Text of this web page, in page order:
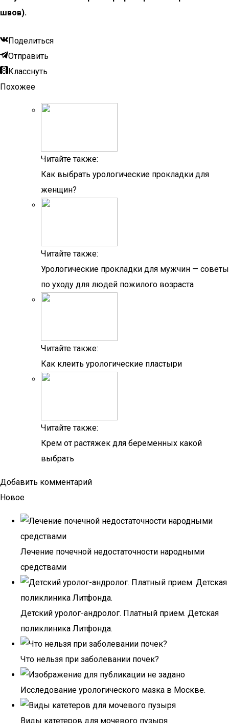
швов).
Поделиться
Отправить
Класснуть
Похожее
Читайте также:
Как выбрать урологические прокладки для
женщин?
Читайте также:
Урологические прокладки для мужчин — советы
по уходу для людей пожилого возраста
Читайте также:
Как клеить урологические пластыри
Читайте также:
Крем от растяжек для беременных какой
выбрать
Добавить комментарий
Новое
Лечение почечной недостаточности народными
средствами
Детский уролог-андролог. Платный прием. Детская
поликлиника Литфонда.
Что нельзя при заболевании почек?
Исследование урологического мазка в Москве.
Виды катетеров для мочевого пузыря